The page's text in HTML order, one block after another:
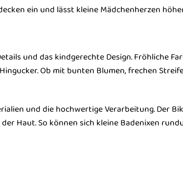
ein und lässt kleine Mädchenherzen
und das kindgerechte Design. Fröhliche
Ob mit bunten Blumen, frechen
und die hochwertige Verarbeitung. Der
Haut. So können sich kleine Badenixen